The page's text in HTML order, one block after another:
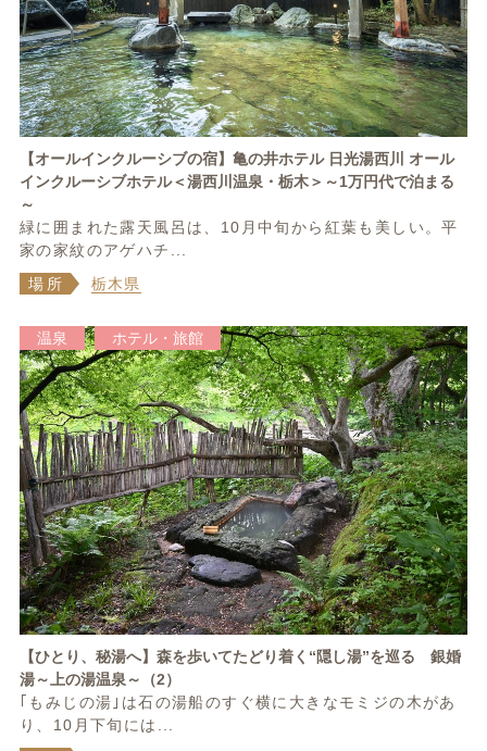
【オールインクルーシブの宿】亀の井ホテル 日光湯西川 オール
インクルーシブホテル＜湯西川温泉・栃木＞～1万円代で泊まる
～
緑に囲まれた露天風呂は、10月中旬から紅葉も美しい。平
家の家紋のアゲハチ...
場所
栃木県
温泉 ホテル・旅館
【ひとり、秘湯へ】森を歩いてたどり着く“隠し湯”を巡る 銀婚
湯～上の湯温泉～（2）
｢もみじの湯｣は石の湯船のすぐ横に大きなモミジの木があ
り、10月下旬には...